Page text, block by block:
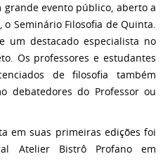
evento público, aberto a
Seminário Filosofia de Quinta.
um destacado especialista no
Os professores e estudantes
de filosofia também
debatedores do Professor ou
em suas primeiras edições foi
Atelier Bistrô Profano em